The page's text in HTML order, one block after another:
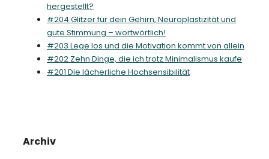
hergestellt?
#204 Glitzer für dein Gehirn, Neuroplastizität und
gute Stimmung – wortwörtlich!
#203 Lege los und die Motivation kommt von allein
#202 Zehn Dinge, die ich trotz Minimalismus kaufe
#201 Die lächerliche Hochsensibilität
Archiv